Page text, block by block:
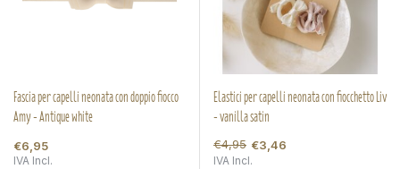
Fascia per capelli neonata con doppio fiocco
Amy - Antique white
€6,95
IVA Incl.
Elastici per capelli neonata con fiocchetto Liv
- vanilla satin
€4,95 €3,46
IVA Incl.